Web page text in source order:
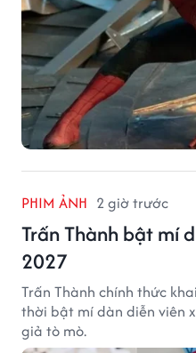
PHIM ẢNH 2 giờ trước
Trấn Thành bật mí
2027
Trấn Thành chính thức
thời bật mí dàn diễn viên
giả tò mò.